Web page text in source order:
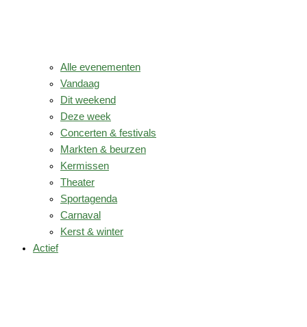
Alle evenementen
Vandaag
Dit weekend
Deze week
Concerten & festivals
Markten & beurzen
Kermissen
Theater
Sportagenda
Carnaval
Kerst & winter
Actief